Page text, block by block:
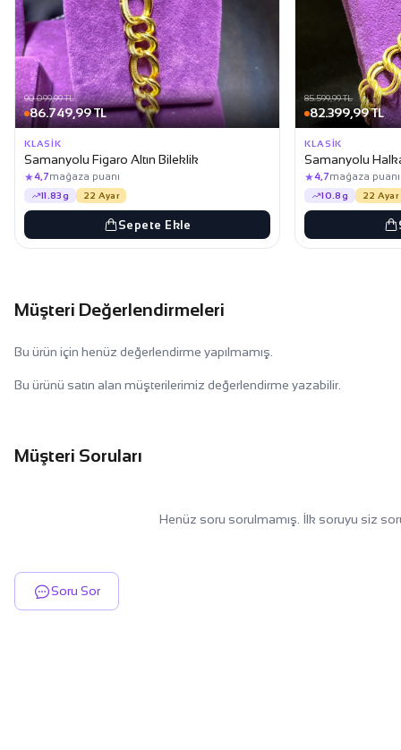
90.099,99 TL
86.749,99 TL
KLASIK
Samanyolu Figaro Altın Bileklik
★4,7mağaza puanı
11.83g 22 Ayar
Sepete Ekle
85.599,99 TL
82.399,99 TL
KLASIK
Samanyolu
★4,7mağaza puanı
10.8g 22 Ayar
Müşteri Değerlendirmeleri
Bu ürün için henüz değerlendirme yapılmamış.
Bu ürünü satın alan müşterilerimiz değerlendirme yazabilir.
Müşteri Soruları
Henüz soru sorulmamış. İlk soruyu siz
Soru Sor